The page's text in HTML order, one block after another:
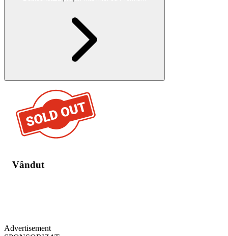
Vândut
Advertisement